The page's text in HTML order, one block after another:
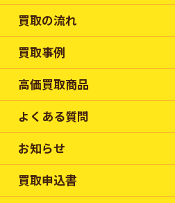
買取の流れ
買取事例
高価買取商品
よくある質問
お知らせ
買取申込書